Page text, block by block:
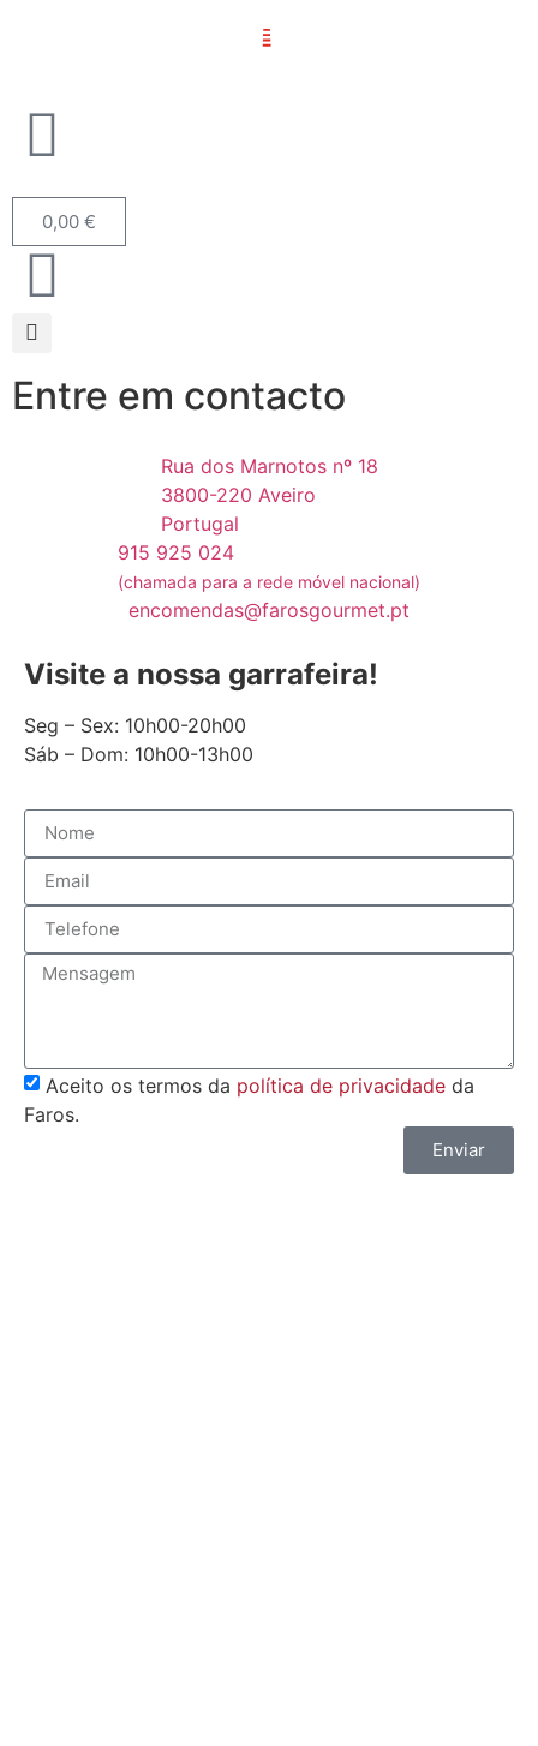
0,00 €
Entre em contacto
Rua dos Marnotos nº 18
3800-220 Aveiro
Portugal
915 925 024
(chamada para a rede móvel nacional)
encomendas@farosgourmet.pt
Visite a nossa garrafeira!
Seg – Sex: 10h00-20h00
Sáb – Dom: 10h00-13h00
Aceito os termos da política de privacidade da
Faros.
Enviar